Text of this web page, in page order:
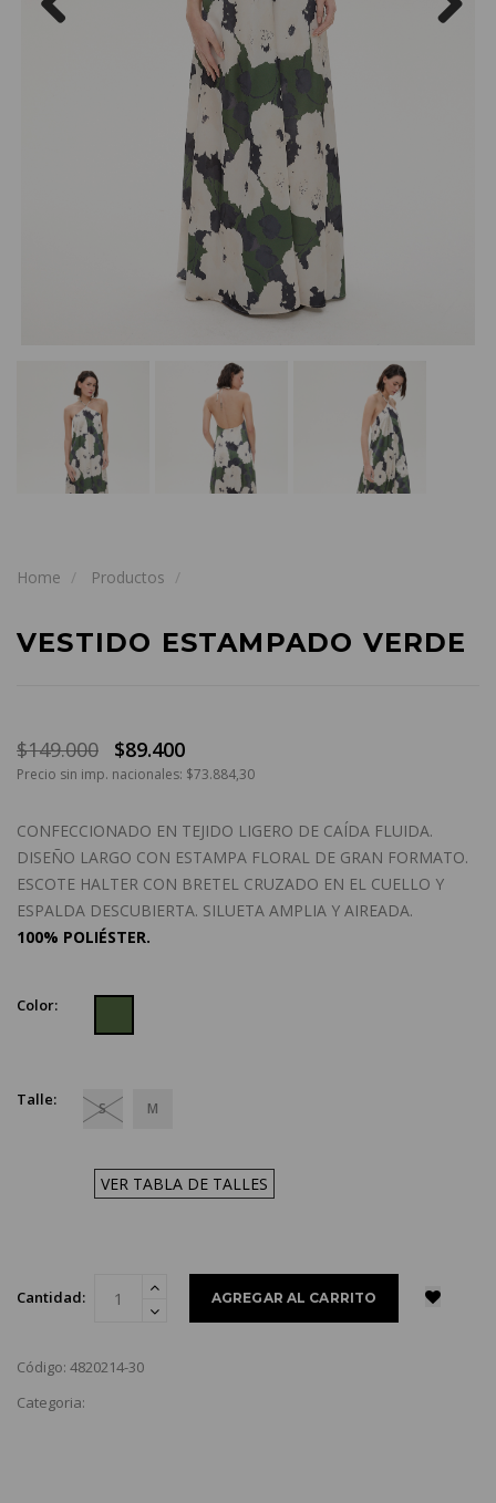
Home Productos
VESTIDO ESTAMPADO VERDE
$149.000 $89.400
Precio sin imp. nacionales: $73.884,30
CONFECCIONADO EN TEJIDO LIGERO DE CAÍDA FLUIDA.
DISEÑO LARGO CON ESTAMPA FLORAL DE GRAN FORMATO.
ESCOTE HALTER CON BRETEL CRUZADO EN EL CUELLO Y
ESPALDA DESCUBIERTA. SILUETA AMPLIA Y AIREADA.
100% POLIÉSTER.
Color:
Talle: S M
VER TABLA DE TALLES
Cantidad:
Código: 4820214-30
Categoria: